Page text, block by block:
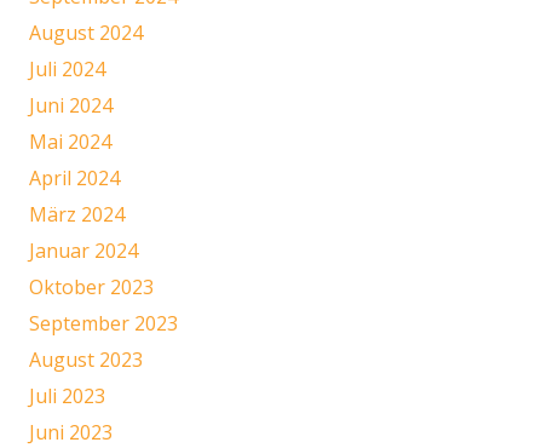
August 2024
Juli 2024
Juni 2024
Mai 2024
April 2024
März 2024
Januar 2024
Oktober 2023
September 2023
August 2023
Juli 2023
Juni 2023